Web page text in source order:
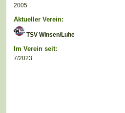
2005
Aktueller Verein:
TSV Winsen/Luhe
Im Verein seit:
7/2023